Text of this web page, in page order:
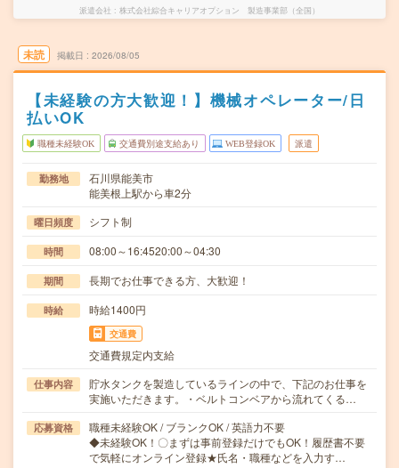
派遣会社 株式会社綜合キャリアオプション 製造事業部（全国）
未読 掲載日 2026/08/05
【未経験の方大歓迎！】機械オペレーター/日
払いOK
職種未経験OK 交通費別途支給あり WEB登録OK 派遣
勤務地
石川県能美市
能美根上駅から車2分
曜日頻度 シフト制
時間 08:00～16:4520:00～04:30
期間 長期でお仕事できる方、大歓迎！
時給 時給1400円
交通費
交通費規定内支給
仕事内容
貯水タンクを製造しているラインの中で、下記のお仕事を
実施いただきます。・ベルトコンベアから流れてくる…
応募資格
職種未経験OK / ブランクOK / 英語力不要
◆未経験OK！〇まずは事前登録だけでもOK！履歴書不要
で気軽にオンライン登録★氏名・職種などを入力す…